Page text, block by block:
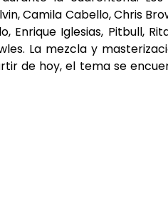
Camila Cabello, Chris
Enrique Iglesias, Pitbull,
La mezcla y
de hoy, el tema se